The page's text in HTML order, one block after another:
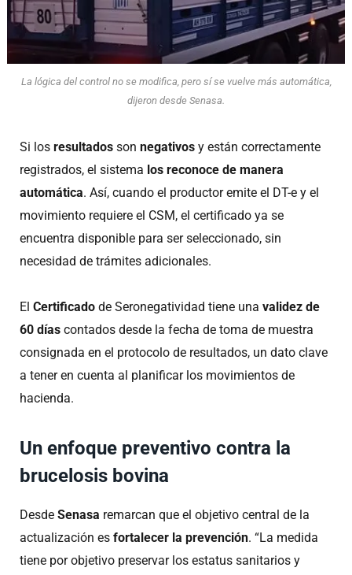
La lógica del control no se modifica, pero sí se vuelve más automática,
dijeron desde Senasa.
Si los resultados son negativos y están correctamente
registrados, el sistema los reconoce de manera
automática. Así, cuando el productor emite el DT-e y el
movimiento requiere el CSM, el certificado ya se
encuentra disponible para ser seleccionado, sin
necesidad de trámites adicionales.
El Certificado de Seronegatividad tiene una validez de
60 días contados desde la fecha de toma de muestra
consignada en el protocolo de resultados, un dato clave
a tener en cuenta al planificar los movimientos de
hacienda.
Un enfoque preventivo contra la
brucelosis bovina
Desde Senasa remarcan que el objetivo central de la
actualización es fortalecer la prevención. “La medida
tiene por objetivo preservar los estatus sanitarios y